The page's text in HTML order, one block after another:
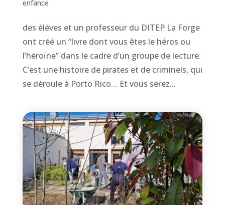
enfance
des élèves et un professeur du DITEP La Forge
ont créé un “livre dont vous êtes le héros ou
l’héroïne” dans le cadre d’un groupe de lecture.
C’est une histoire de pirates et de criminels, qui
se déroule à Porto Rico… Et vous serez...